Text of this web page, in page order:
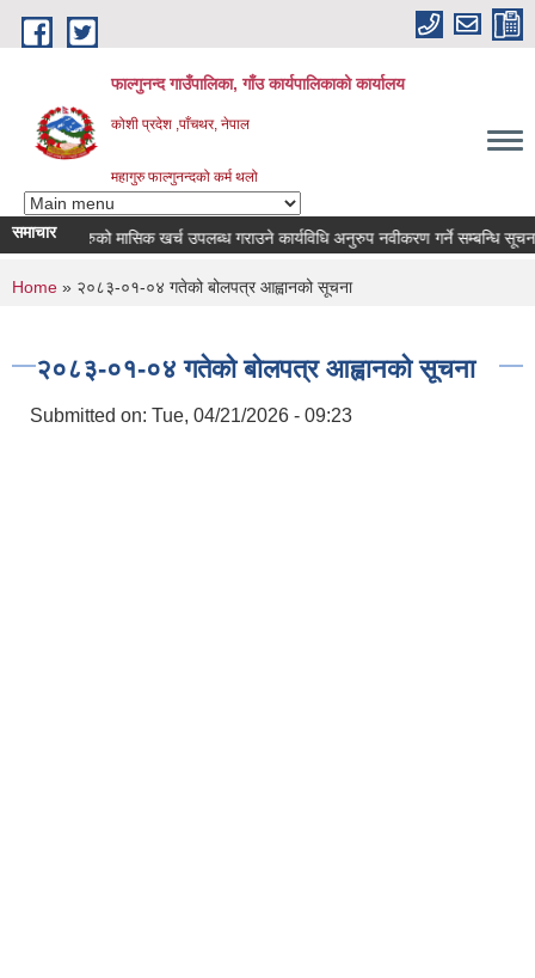
Skip to main content
फाल्गुनन्द गाउँपालिका, गाँउ कार्यपालिकाको कार्यालय
कोशी प्रदेश ,पाँचथर, नेपाल
महागुरु फाल्गुनन्दको कर्म थलो
समाचार
विरामीहरुको मासिक खर्च उपलब्ध गराउने कार्यविधि अनुरुप नवीकरण गर्ने सम्बन्धि सूचना |
You are here
Home » २०८३-०१-०४ गतेको बोलपत्र आह्वानको सूचना
२०८३-०१-०४ गतेको बोलपत्र आह्वानको सूचना
Submitted on: Tue, 04/21/2026 - 09:23